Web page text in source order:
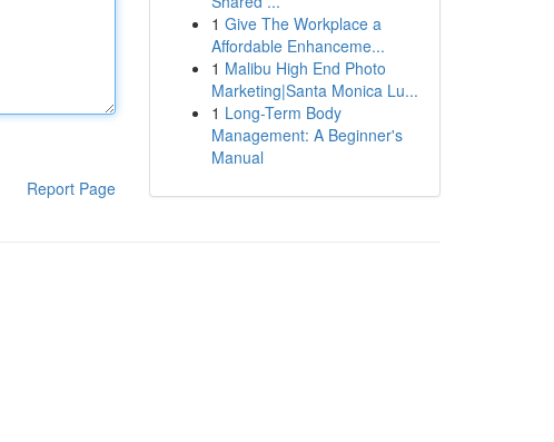
Report Page
1 Give The Workplace a
Affordable Enhanceme...
1 Malibu High End Photo
Marketing|Santa Monica Lu...
1 Long-Term Body
Management: A Beginner's
Manual